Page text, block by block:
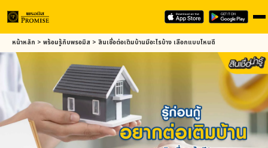
Skip
to
main
content
หน้าหลัก > พร้อมรู้กับพรอมิส > สินเชื่อต่อเติมบ้านมีอะไรบ้าง เลือกแบบไหนดี